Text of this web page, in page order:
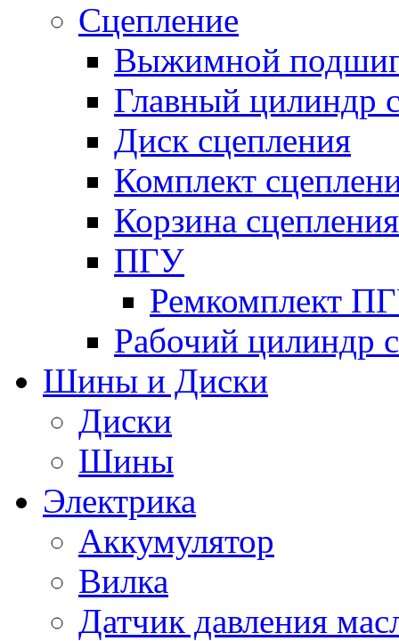
Сцепление
Выжимной
Главный цилиндр
Диск сцепления
Комплект
Корзина сцепления
ПГУ
Ремкомплект
Рабочий цилиндр
Шины и Диски
Диски
Шины
Электрика
Аккумулятор
Вилка
Датчик давления